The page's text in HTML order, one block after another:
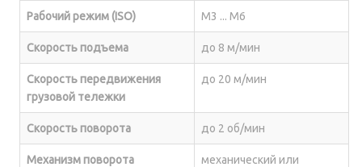
Рабочий режим (ISO) M3 ... M6
Скорость подъема до 8 м/мин
Скорость передвижения
грузовой тележки
до 20 м/мин
Скорость поворота до 2 об/мин
Механизм поворота
механический или